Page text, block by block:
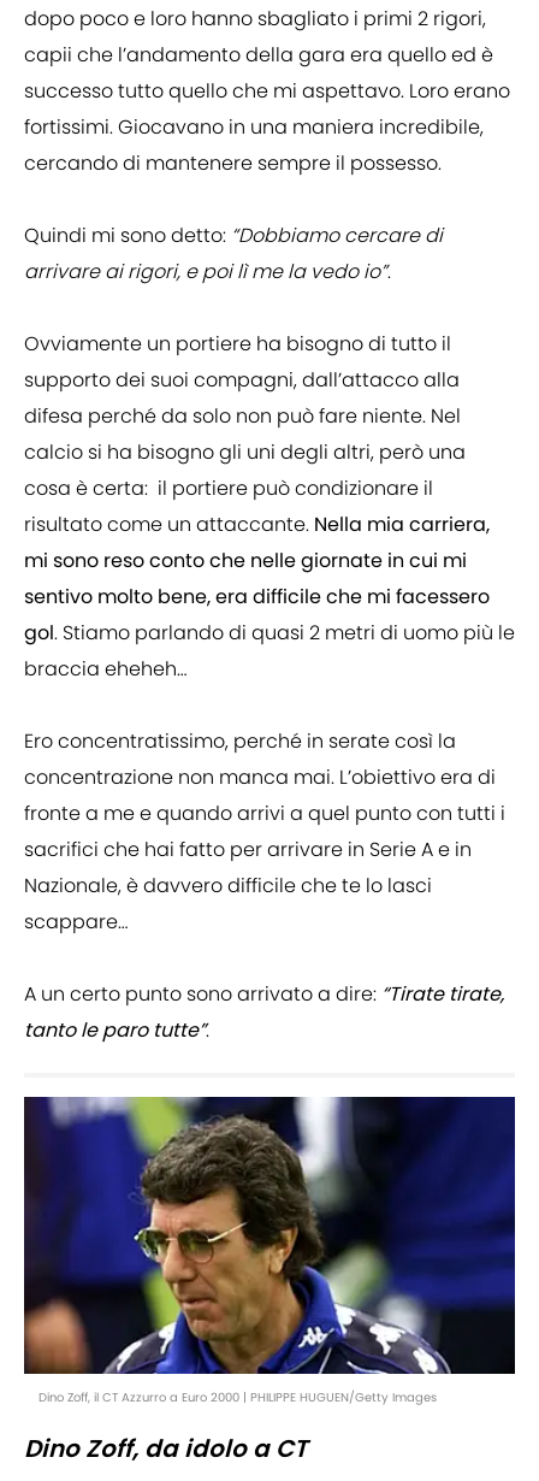
dopo poco e loro hanno sbagliato i primi 2 rigori,
capii che l’andamento della gara era quello ed è
successo tutto quello che mi aspettavo. Loro erano
fortissimi. Giocavano in una maniera incredibile,
cercando di mantenere sempre il possesso.
Quindi mi sono detto: “Dobbiamo cercare di
arrivare ai rigori, e poi lì me la vedo io”.
Ovviamente un portiere ha bisogno di tutto il
supporto dei suoi compagni, dall’attacco alla
difesa perché da solo non può fare niente. Nel
calcio si ha bisogno gli uni degli altri, però una
cosa è certa: il portiere può condizionare il
risultato come un attaccante. Nella mia carriera,
mi sono reso conto che nelle giornate in cui mi
sentivo molto bene, era difficile che mi facessero
gol. Stiamo parlando di quasi 2 metri di uomo più le
braccia eheheh…
Ero concentratissimo, perché in serate così la
concentrazione non manca mai. L’obiettivo era di
fronte a me e quando arrivi a quel punto con tutti i
sacrifici che hai fatto per arrivare in Serie A e in
Nazionale, è davvero difficile che te lo lasci
scappare…
A un certo punto sono arrivato a dire: “Tirate tirate,
tanto le paro tutte”.
Dino Zoff, il CT Azzurro a Euro 2000 | PHILIPPE HUGUEN/Getty Images
Dino Zoff, da idolo a CT